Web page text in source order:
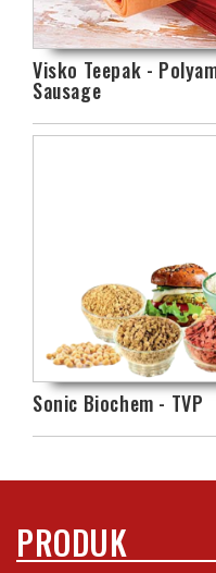
Visko Teepak -
Sausage
Sonic Biochem - TVP
PRODUK